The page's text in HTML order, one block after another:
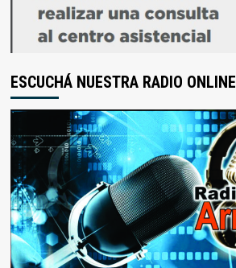
ESCUCHÁ NUESTRA RADIO ONLINE